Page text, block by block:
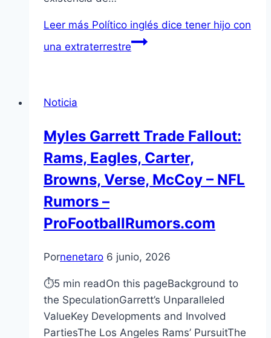
Leer más Político inglés dice tener hijo con
una extraterrestre
Noticia
Myles Garrett Trade Fallout:
Rams, Eagles, Carter,
Browns, Verse, McCoy – NFL
Rumors –
ProFootballRumors.com
Pornenetaro 6 junio, 2026
⏱5 min readOn this pageBackground to
the SpeculationGarrett’s Unparalleled
ValueKey Developments and Involved
PartiesThe Los Angeles Rams’ PursuitThe